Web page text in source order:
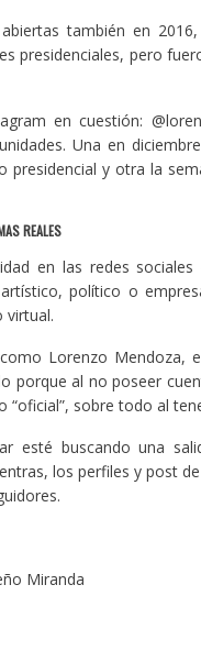
también en
presidenciales, pero
en cuestión:
Una en
presidencial y otra la
REALES
en las redes
político o
virtual.
Lorenzo Mendoza,
porque al no poseer
sobre todo al
esté buscando una
los perfiles y post
Miranda